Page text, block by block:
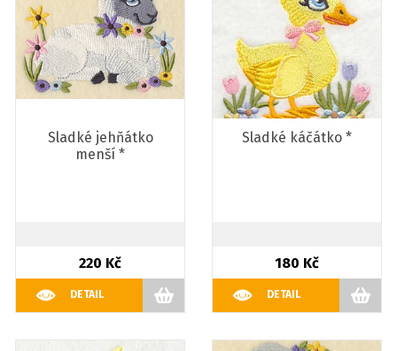
Sladké jehňátko
menší *
220 Kč
DETAIL
Sladké káčátko *
180 Kč
DETAIL